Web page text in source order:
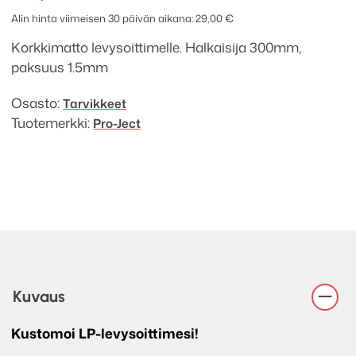
korkkimatto
määrä
Alin hinta viimeisen 30 päivän aikana:29,00€
Korkkimatto levysoittimelle. Halkaisija 300mm,
paksuus 1.5mm
Osasto:Tarvikkeet
Tuotemerkki: Pro-Ject
Kuvaus
Kustomoi LP-levysoittimesi!